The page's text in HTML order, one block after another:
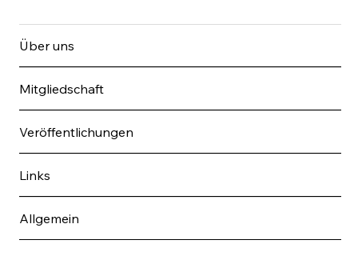
Über uns
Mitgliedschaft
Veröffentlichungen
Links
Allgemein